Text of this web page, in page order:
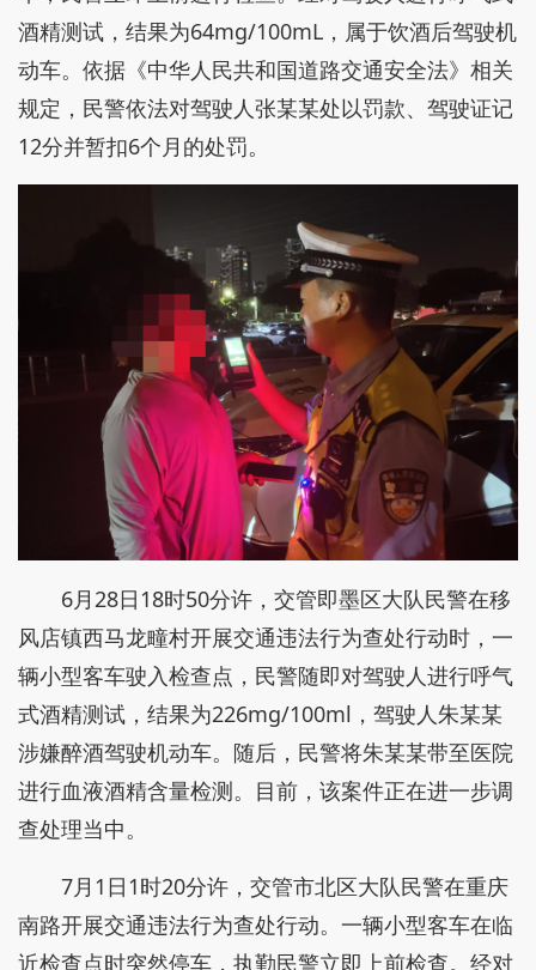
酒精测试，结果为64mg/100mL，属于饮酒后驾驶机
动车。依据《中华人民共和国道路交通安全法》相关
规定，民警依法对驾驶人张某某处以罚款、驾驶证记
12分并暂扣6个月的处罚。
6月28日18时50分许，交管即墨区大队民警在移
风店镇西马龙疃村开展交通违法行为查处行动时，一
辆小型客车驶入检查点，民警随即对驾驶人进行呼气
式酒精测试，结果为226mg/100ml，驾驶人朱某某
涉嫌醉酒驾驶机动车。随后，民警将朱某某带至医院
进行血液酒精含量检测。目前，该案件正在进一步调
查处理当中。
7月1日1时20分许，交管市北区大队民警在重庆
南路开展交通违法行为查处行动。一辆小型客车在临
近检查点时突然停车，执勤民警立即上前检查。经对